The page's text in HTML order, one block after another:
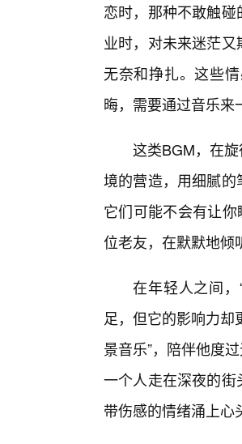
恋时，那种不敢触
业时，对未来迷茫
无奈和挣扎。这些
晦，需要通过音乐来
这类BGM，在
境的营造，用细腻
它们可能不会有让
位老友，在默默地倾
在年轻人之间
足，但它的影响力
景音乐”，陪伴他度
一个人走在深夜的
带伤感的情绪涌上心